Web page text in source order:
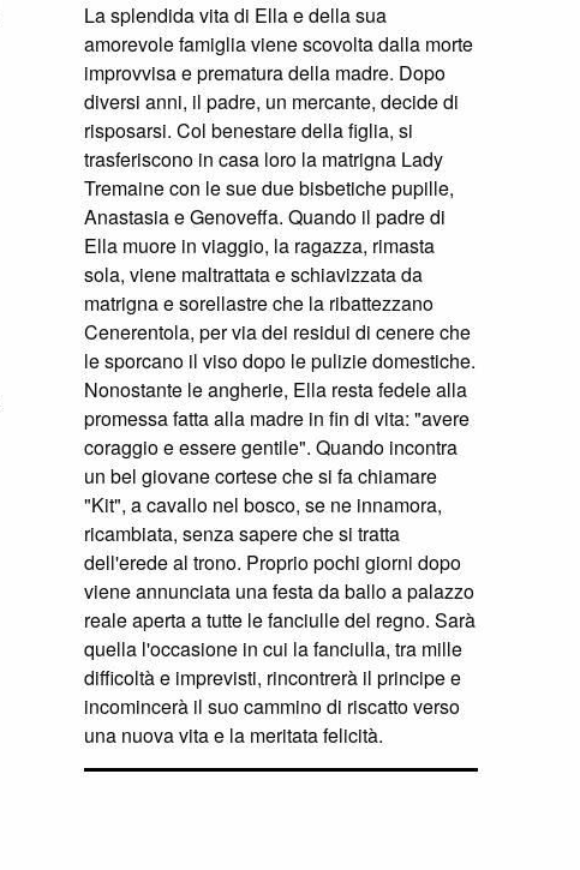
La splendida vita di Ella e della sua
amorevole famiglia viene scovolta dalla morte
improvvisa e prematura della madre. Dopo
diversi anni, il padre, un mercante, decide di
risposarsi. Col benestare della figlia, si
trasferiscono in casa loro la matrigna Lady
Tremaine con le sue due bisbetiche pupille,
Anastasia e Genoveffa. Quando il padre di
Ella muore in viaggio, la ragazza, rimasta
sola, viene maltrattata e schiavizzata da
matrigna e sorellastre che la ribattezzano
Cenerentola, per via dei residui di cenere che
le sporcano il viso dopo le pulizie domestiche.
Nonostante le angherie, Ella resta fedele alla
promessa fatta alla madre in fin di vita: "avere
coraggio e essere gentile". Quando incontra
un bel giovane cortese che si fa chiamare
"Kit", a cavallo nel bosco, se ne innamora,
ricambiata, senza sapere che si tratta
dell'erede al trono. Proprio pochi giorni dopo
viene annunciata una festa da ballo a palazzo
reale aperta a tutte le fanciulle del regno. Sarà
quella l'occasione in cui la fanciulla, tra mille
difficoltà e imprevisti, rincontrerà il principe e
incomincerà il suo cammino di riscatto verso
una nuova vita e la meritata felicità.